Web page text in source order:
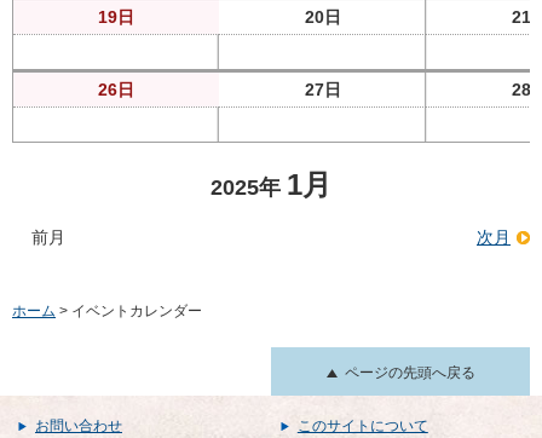
19日 20日 21
26日 27日 28
前月
2025年 1月
次月
ホーム > イベントカレンダー
ページの先頭へ戻る
お問い合わせ このサイトについて